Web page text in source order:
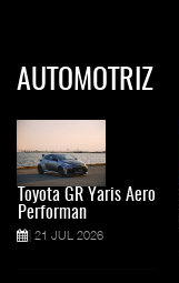
AUTOMOTRIZ
Toyota GR Yaris Aero
Performan
21 JUL 2026